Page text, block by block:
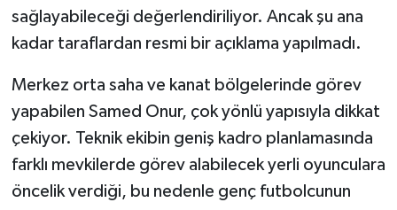
sağlayabileceği değerlendiriliyor. Ancak şu ana
kadar taraflardan resmi bir açıklama yapılmadı.
Merkez orta saha ve kanat bölgelerinde görev
yapabilen Samed Onur, çok yönlü yapısıyla dikkat
çekiyor. Teknik ekibin geniş kadro planlamasında
farklı mevkilerde görev alabilecek yerli oyunculara
öncelik verdiği, bu nedenle genç futbolcunun